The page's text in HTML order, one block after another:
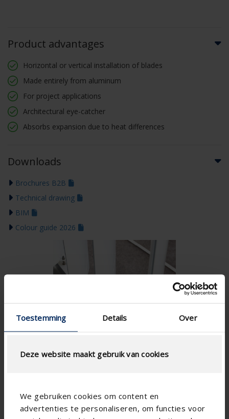
Toestemming Details Over
Deze website maakt gebruik van cookies
We gebruiken cookies om content en
advertenties te personaliseren, om functies voor
Product advantages
Horizontal or vertical installation of blades
Made entirely from aluminum
For project applications
Architectural eye-catcher
Absorbs expansion due to heat differences
Downloads
Brochures B2B
Technical drawing
BIM
Colour guide 2026